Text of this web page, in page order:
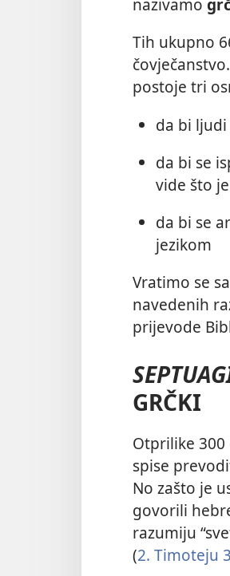
nazivamo
Tih ukupno
postoje tri
da bi
da bi se
vide što
da bi se
jezikom
Vratimo se
navedenih
prijevode
GRČKI
Otprilike
spise
No zašto je
govorili
razumiju
(2. Timoteju